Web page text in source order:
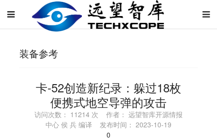
装备参考
卡-52创造新纪录：躲过18枚
便携式地空导弹的攻击
访问次数： 11214 次 作者： 远望智库开源情报
中心 侯 兵 编译 发布时间： 2023-10-19
0